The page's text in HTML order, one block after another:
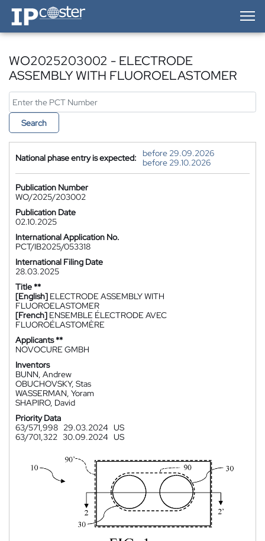
IP-Coster — Home
WO2025203002 - ELECTRODE
ASSEMBLY WITH FLUOROELASTOMER
Search
National phase entry is expected:
before 29.09.2026
before 29.10.2026
Publication Number
WO/2025/203002
Publication Date
02.10.2025
International Application No.
PCT/IB2025/053318
International Filing Date
28.03.2025
Title **
[English] ELECTRODE ASSEMBLY WITH
FLUOROELASTOMER
[French] ENSEMBLE ÉLECTRODE AVEC
FLUOROÉLASTOMÈRE
Applicants **
NOVOCURE GMBH
Inventors
BUNN, Andrew
OBUCHOVSKY, Stas
WASSERMAN, Yoram
SHAPIRO, David
Priority Data
63/571,998 29.03.2024 US
63/701,322 30.09.2024 US